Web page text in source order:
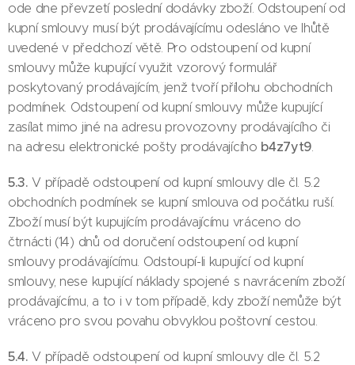
ode dne převzetí poslední dodávky zboží. Odstoupení od
kupní smlouvy musí být prodávajícímu odesláno ve lhůtě
uvedené v předchozí větě. Pro odstoupení od kupní
smlouvy může kupující využit vzorový formulář
poskytovaný prodávajícím, jenž tvoří přílohu obchodních
podmínek. Odstoupení od kupní smlouvy může kupující
zasílat mimo jiné na adresu provozovny prodávajícího či
na adresu elektronické pošty prodávajícího b4z7yt9.
5.3.V případě odstoupení od kupní smlouvy dle čl. 5.2
obchodních podmínek se kupní smlouva od počátku ruší.
Zboží musí být kupujícím prodávajícímu vráceno do
čtrnácti (14) dnů od doručení odstoupení od kupní
smlouvy prodávajícímu. Odstoupí-li kupující od kupní
smlouvy, nese kupující náklady spojené s navrácením zboží
prodávajícímu, a to i v tom případě, kdy zboží nemůže být
vráceno pro svou povahu obvyklou poštovní cestou.
5.4.V případě odstoupení od kupní smlouvy dle čl. 5.2